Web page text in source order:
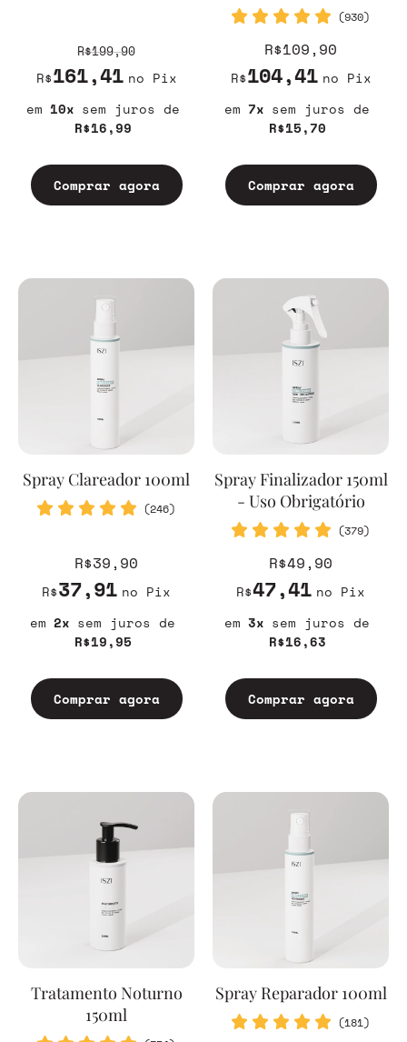
R$199,90
R$161,41 no Pix
10
R$16,99
sem juros
Comprar agora
(930)
R$109,90
R$104,41 no Pix
7
R$15,70
sem juros
Comprar agora
Spray Clareador 100ml
(246)
R$39,90
R$37,91 no Pix
2
R$19,95
sem juros
Comprar agora
Spray Finalizador 150ml
- Uso Obrigatório
(379)
R$49,90
R$47,41 no Pix
3
R$16,63
sem juros
Comprar agora
Tratamento Noturno
150ml
Spray Reparador 100ml
(181)